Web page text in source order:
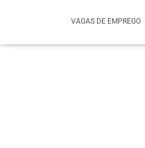
VAGAS DE EMPREGO